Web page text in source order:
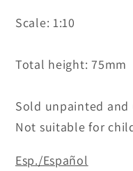
Scale: 1:10
Total height: 75mm
Sold unpainted and
Not suitable for
Esp./Español